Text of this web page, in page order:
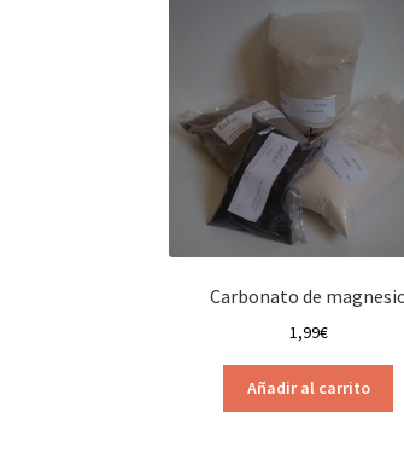
Carbonato de
1,99€
Añadir al carrito